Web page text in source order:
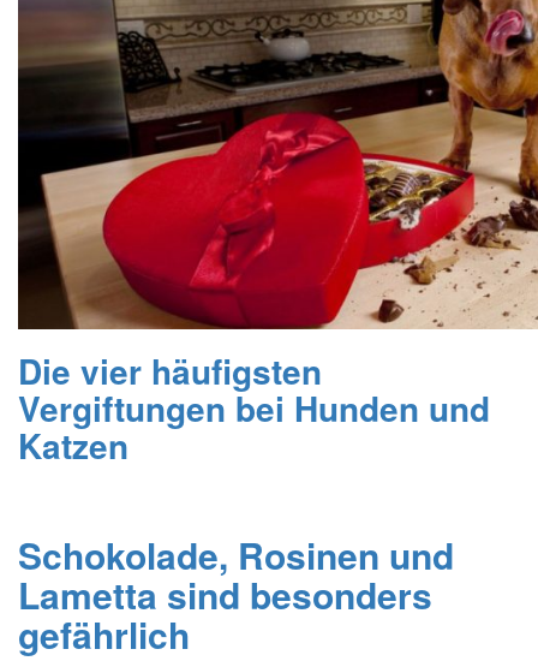
Die vier häufigsten
Vergiftungen bei Hunden und
Katzen
Schokolade, Rosinen und
Lametta sind besonders
gefährlich